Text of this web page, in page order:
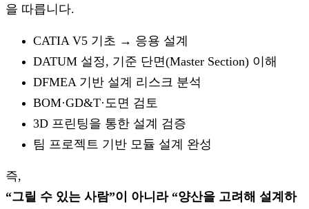
을 따릅니다.
CATIA V5 기초 → 응용 설계
DATUM 설정, 기준 단면(Master Section) 이해
DFMEA 기반 설계 리스크 분석
BOM·GD&T·도면 검토
3D 프린팅을 통한 설계 검증
팀 프로젝트 기반 모듈 설계 완성
즉,
“그릴 수 있는 사람”이 아니라 “양산을 고려해 설계하